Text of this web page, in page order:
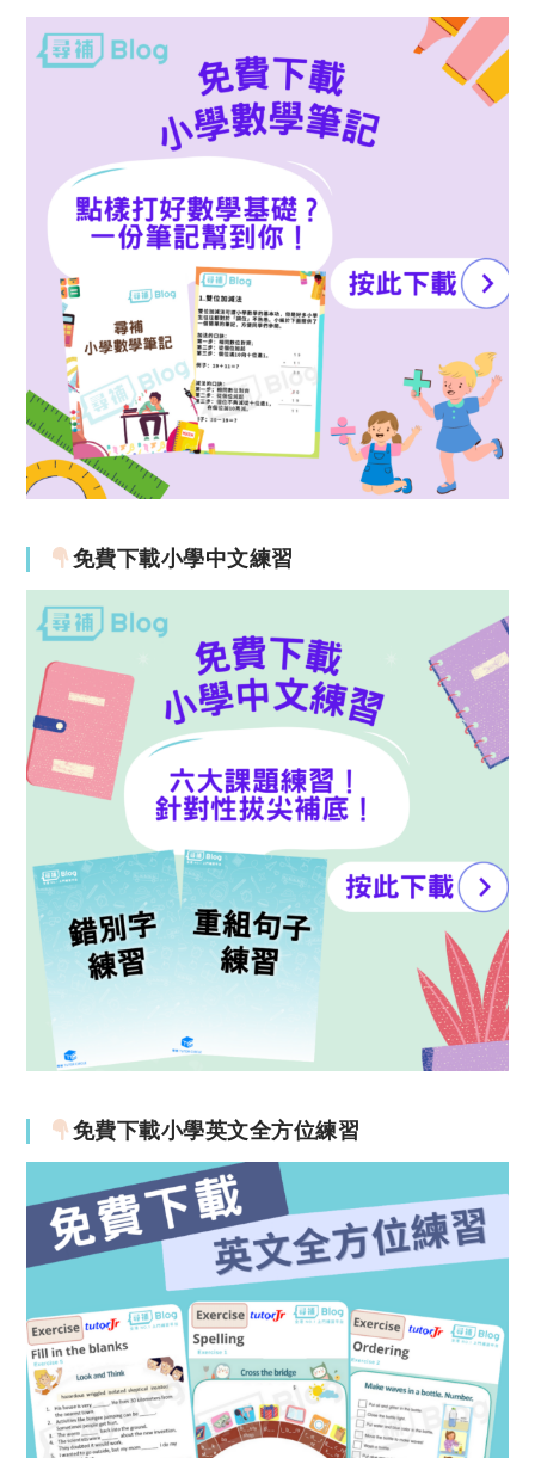
免費下載小學中文練習
免費下載小學英文全方位練習